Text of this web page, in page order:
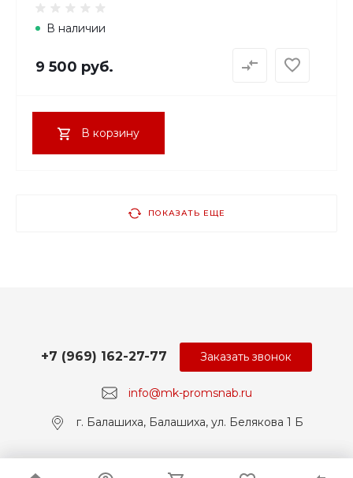
В наличии
9 500 руб.
В корзину
ПОКАЗАТЬ ЕЩЕ
info@mk-promsnab.ru
+7 (969) 162-27-77
г. Балашиха, Балашиха, ул. Белякова 1 Б
Заказать звонок